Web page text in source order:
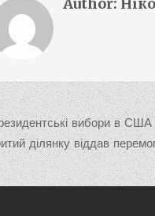
вибори в США
ділянку віддав